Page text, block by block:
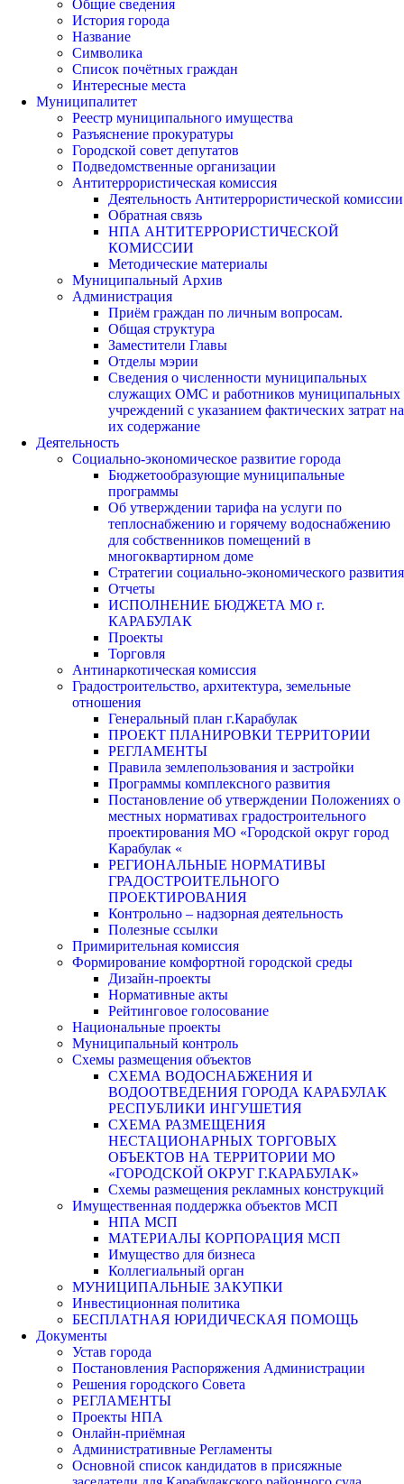
Общие сведения
История города
Название
Символика
Список почётных граждан
Интересные места
Муниципалитет
Реестр муниципального имущества
Разъяснение прокуратуры
Городской совет депутатов
Подведомственные организации
Антитеррористическая комиссия
Деятельность Антитеррористической комиссии
Обратная связь
НПА АНТИТЕРРОРИСТИЧЕСКОЙ
КОМИССИИ
Методические материалы
Муниципальный Архив
Администрация
Приём граждан по личным вопросам.
Общая структура
Заместители Главы
Отделы мэрии
Сведения о численности муниципальных
служащих ОМС и работников муниципальных
учреждений с указанием фактических затрат на
их содержание
Деятельность
Социально-экономическое развитие города
Бюджетообразующие муниципальные
программы
Об утверждении тарифа на услуги по
теплоснабжению и горячему водоснабжению
для собственников помещений в
многоквартирном доме
Стратегии социально-экономического развития
Отчеты
ИСПОЛНЕНИЕ БЮДЖЕТА МО г.
КАРАБУЛАК
Проекты
Торговля
Антинаркотическая комиссия
Градостроительство, архитектура, земельные
отношения
Генеральный план г.Карабулак
ПРОЕКТ ПЛАНИРОВКИ ТЕРРИТОРИИ
РЕГЛАМЕНТЫ
Правила землепользования и застройки
Программы комплексного развития
Постановление об утверждении Положениях о
местных нормативах градостроительного
проектирования МО «Городской округ город
Карабулак «
РЕГИОНАЛЬНЫЕ НОРМАТИВЫ
ГРАДОСТРОИТЕЛЬНОГО
ПРОЕКТИРОВАНИЯ
Контрольно – надзорная деятельность
Полезные ссылки
Примирительная комиссия
Формирование комфортной городской среды
Дизайн-проекты
Нормативные акты
Рейтинговое голосование
Национальные проекты
Муниципальный контроль
Схемы размещения объектов
СХЕМА ВОДОСНАБЖЕНИЯ И
ВОДООТВЕДЕНИЯ ГОРОДА КАРАБУЛАК
РЕСПУБЛИКИ ИНГУШЕТИЯ
СХЕМА РАЗМЕЩЕНИЯ
НЕСТАЦИОНАРНЫХ ТОРГОВЫХ
ОБЪЕКТОВ НА ТЕРРИТОРИИ МО
«ГОРОДСКОЙ ОКРУГ Г.КАРАБУЛАК»
Схемы размещения рекламных конструкций
Имущественная поддержка объектов МСП
НПА МСП
МАТЕРИАЛЫ КОРПОРАЦИЯ МСП
Имущество для бизнеса
Коллегиальный орган
МУНИЦИПАЛЬНЫЕ ЗАКУПКИ
Инвестиционная политика
БЕСПЛАТНАЯ ЮРИДИЧЕСКАЯ ПОМОЩЬ
Документы
Устав города
Постановления Распоряжения Администрации
Решения городского Совета
РЕГЛАМЕНТЫ
Проекты НПА
Онлайн-приёмная
Административные Регламенты
Основной список кандидатов в присяжные